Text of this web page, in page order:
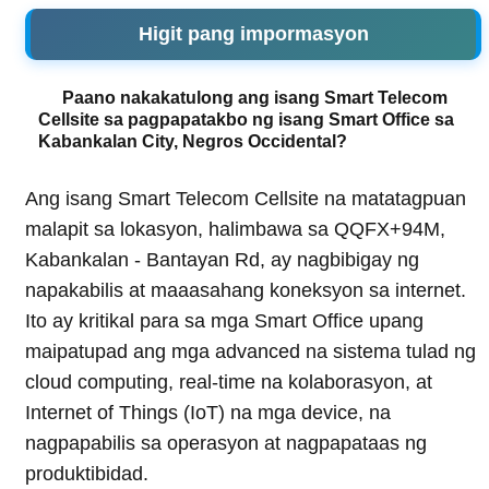
Higit pang impormasyon
Paano nakakatulong ang isang Smart Telecom
Cellsite sa pagpapatakbo ng isang Smart Office sa
Kabankalan City, Negros Occidental?
Ang isang Smart Telecom Cellsite na matatagpuan
malapit sa lokasyon, halimbawa sa QQFX+94M,
Kabankalan - Bantayan Rd, ay nagbibigay ng
napakabilis at maaasahang koneksyon sa internet.
Ito ay kritikal para sa mga Smart Office upang
maipatupad ang mga advanced na sistema tulad ng
cloud computing, real-time na kolaborasyon, at
Internet of Things (IoT) na mga device, na
nagpapabilis sa operasyon at nagpapataas ng
produktibidad.